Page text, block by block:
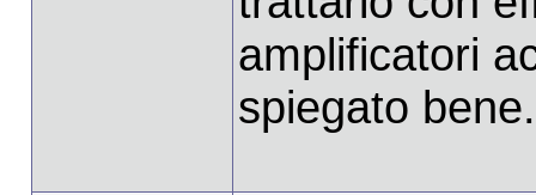
amplificatori
spiegato